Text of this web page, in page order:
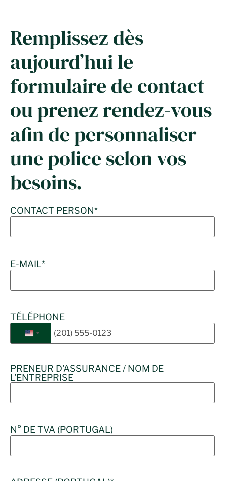
Remplissez dès
aujourd’hui le
formulaire de contact
ou prenez rendez-vous
afin de personnaliser
une police selon vos
besoins.
CONTACT PERSON*
E-MAIL*
TÉLÉPHONE
États-Unis +1
PRENEUR D'ASSURANCE / NOM DE
L'ENTREPRISE
N° DE TVA (PORTUGAL)